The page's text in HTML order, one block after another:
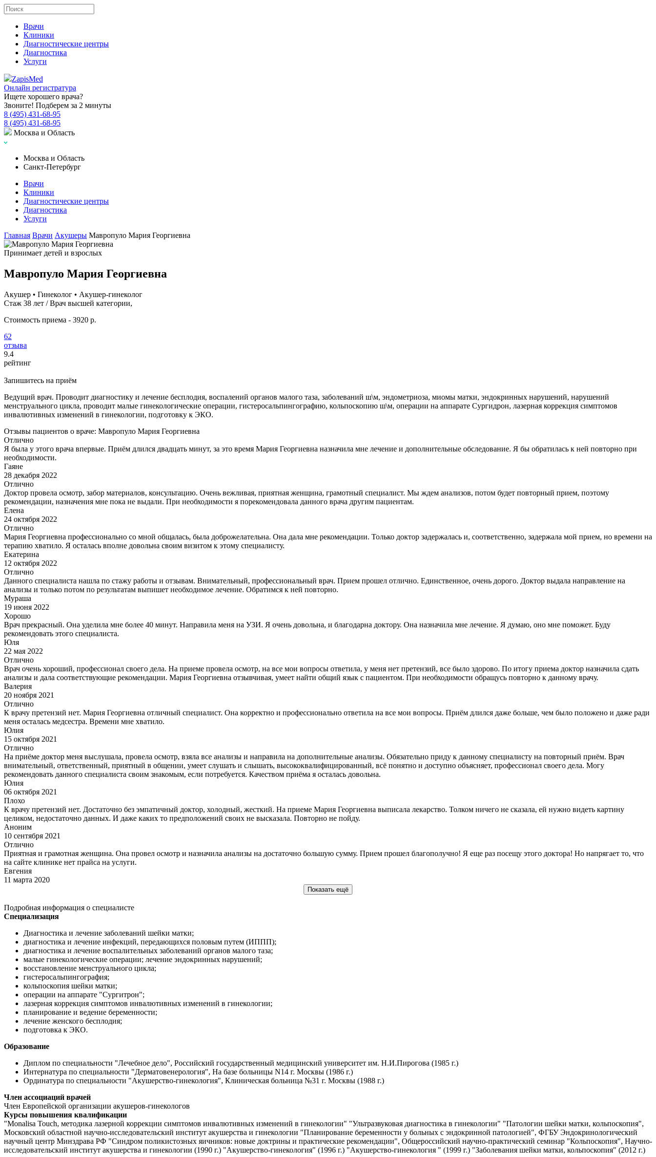
Врачи
Клиники
Диагностические центры
Диагностика
Услуги
ZapisMed
Онлайн регистратура
Ищете хорошего врача?
Звоните! Подберем за 2 минуты
8 (495) 431-68-95
8 (495) 431-68-95
Москва и Область
Москва и Область
Санкт-Петербург
Врачи
Клиники
Диагностические центры
Диагностика
Услуги
Главная Врачи Акушеры Мавропуло Мария Георгиевна
Принимает детей и взрослых
Мавропуло Мария Георгиевна
Акушер • Гинеколог • Акушер-гинеколог
Стаж 38 лет / Врач высшей категории,
Стоимость приема - 3920 р.
62
отзыва
9.4
рейтинг
Запишитесь на приём
Ведущий врач. Проводит диагностику и лечение бесплодия, воспалений органов малого таза, заболеваний ш\м, эндометриоза, миомы матки, эндокринных нарушений, нарушений
менструального цикла, проводит малые гинекологические операции, гистеросальпингографию, кольпоскопию ш\м, операции на аппарате Сургидрон, лазерная коррекция симптомов
инвалютивных изменений в гинекологии, подготовку к ЭКО.
Отзывы пациентов о враче: Мавропуло Мария Георгиевна
Отлично
Я была у этого врача впервые. Приём длился двадцать минут, за это время Мария Георгиевна назначила мне лечение и дополнительные обследование. Я бы обратилась к ней повторно при
необходимости.
Гаяне
28 декабря 2022
Отлично
Доктор провела осмотр, забор материалов, консультацию. Очень вежливая, приятная женщина, грамотный специалист. Мы ждем анализов, потом будет повторный прием, поэтому
рекомендации, назначения мне пока не выдали. При необходимости я порекомендовала данного врача другим пациентам.
Елена
24 октября 2022
Отлично
Мария Георгиевна профессионально со мной общалась, была доброжелательна. Она дала мне рекомендации. Только доктор задержалась и, соответственно, задержала мой прием, но времени на
терапию хватило. Я осталась вполне довольна своим визитом к этому специалисту.
Екатерина
12 октября 2022
Отлично
Данного специалиста нашла по стажу работы и отзывам. Внимательный, профессиональный врач. Прием прошел отлично. Единственное, очень дорого. Доктор выдала направление на
анализы и только потом по результатам выпишет необходимое лечение. Обратимся к ней повторно.
Мураша
19 июня 2022
Хорошо
Врач прекрасный. Она уделила мне более 40 минут. Направила меня на УЗИ. Я очень довольна, и благодарна доктору. Она назначила мне лечение. Я думаю, оно мне поможет. Буду
рекомендовать этого специалиста.
Юля
22 мая 2022
Отлично
Врач очень хороший, профессионал своего дела. На приеме провела осмотр, на все мои вопросы ответила, у меня нет претензий, все было здорово. По итогу приема доктор назначила сдать
анализы и дала соответствующие рекомендации. Мария Георгиевна отзывчивая, умеет найти общий язык с пациентом. При необходимости обращусь повторно к данному врачу.
Валерия
20 ноября 2021
Отлично
К врачу претензий нет. Мария Георгиевна отличный специалист. Она корректно и профессионально ответила на все мои вопросы. Приём длился даже больше, чем было положено и даже ради
меня осталась медсестра. Времени мне хватило.
Юлия
15 октября 2021
Отлично
На приёме доктор меня выслушала, провела осмотр, взяла все анализы и направила на дополнительные анализы. Обязательно приду к данному специалисту на повторный приём. Врач
внимательный, ответственный, приятный в общении, умеет слушать и слышать, высококвалифицированный, всё понятно и доступно объясняет, профессионал своего дела. Могу
рекомендовать данного специалиста своим знакомым, если потребуется. Качеством приёма я осталась довольна.
Юлия
06 октября 2021
Плохо
К врачу претензий нет. Достаточно без эмпатичный доктор, холодный, жесткий. На приеме Мария Георгиевна выписала лекарство. Толком ничего не сказала, ей нужно видеть картину
целиком, недостаточно данных. И даже каких то предположений своих не высказала. Повторно не пойду.
Аноним
10 сентября 2021
Отлично
Приятная и грамотная женщина. Она провел осмотр и назначила анализы на достаточно большую сумму. Прием прошел благополучно! Я еще раз посещу этого доктора! Но напрягает то, что
на сайте клинике нет прайса на услуги.
Евгения
11 марта 2020
Показать ещё
Подробная информация о специалисте
Специализация
Диагностика и лечение заболеваний шейки матки;
диагностика и лечение инфекций, передающихся половым путем (ИППП);
диагностика и лечение воспалительных заболеваний органов малого таза;
малые гинекологические операции; лечение эндокринных нарушений;
восстановление менструального цикла;
гистеросальпингография;
кольпоскопия шейки матки;
операции на аппарате "Сургитрон";
лазерная коррекция симптомов инвалютивных изменений в гинекологии;
планирование и ведение беременности;
лечение женского бесплодия;
подготовка к ЭКО.
Образование
Диплом по специальности "Лечебное дело", Российский государственный медицинский университет им. Н.И.Пирогова (1985 г.)
Интернатура по специальности "Дерматовенерология", На базе больницы N14 г. Москвы (1986 г.)
Ординатура по специальности "Акушерство-гинекология", Клиническая больница №31 г. Москвы (1988 г.)
Член ассоциаций врачей
Член Европейской организации акушеров-гинекологов
Курсы повышения квалификации
"Monalisa Touch, методика лазерной коррекции симптомов инвалютивных изменений в гинекологии" "Ультразвуковая диагностика в гинекологии" "Патологии шейки матки, кольпоскопия",
Московский областной научно-исследовательский институт акушерства и гинекологии "Планирование беременности у больных с эндокринной патологией", ФГБУ Эндокринологический
научный центр Минздрава РФ "Синдром поликистозных яичников: новые доктрины и практические рекомендации", Общероссийский научно-практический семинар "Кольпоскопия", Научно-
исследовательский институт акушерства и гинекологии (1990 г.) "Акушерство-гинекология" (1996 г.) "Акушерство-гинекология " (1999 г.) "Заболевания шейки матки, кольпоскопия" (2012 г.)